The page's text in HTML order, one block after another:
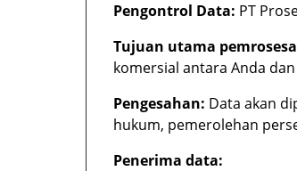
Pengontrol Data: PT
Tujuan utama
komersial antara Anda
Pengesahan: Data akan
hukum, pemerolehan
Penerima data: